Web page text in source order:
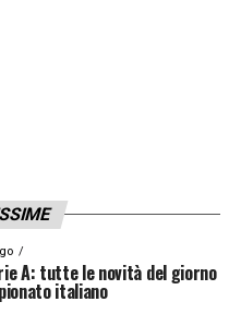
A: tutte le novità del giorno
italiano